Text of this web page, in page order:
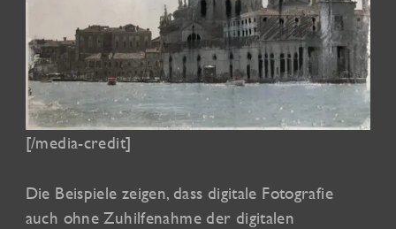
[/media-credit]
Die Beispiele zeigen, dass digitale Fotografie
auch ohne Zuhilfenahme der digitalen